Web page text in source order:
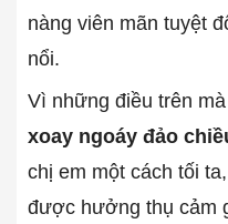
nàng viên mãn tuyệt
nổi.
Vì những điều trên mà
xoay ngoáy đảo
chị em một cách tối
được hưởng thụ cảm